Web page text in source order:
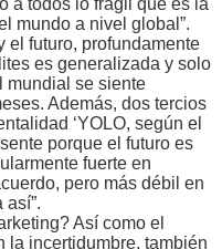
mundo a nivel global”.
el futuro, profundamente
es generalizada y solo
mundial se siente
Además, dos tercios
‘YOLO, según el
porque el futuro es
fuerte en
pero más débil en
Así como el
la incertidumbre, también